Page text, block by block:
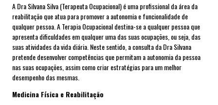
A Dra Silvana Silva (Terapeuta Ocupacional) é uma profissional da área da
reabilitação que atua para promover a autonomia e funcionalidade de
qualquer pessoa. A Terapia Ocupacional destina-se a qualquer pessoa que
apresenta dificuldades em qualquer uma das suas ocupações, ou seja, das
suas atividades da vida diária. Neste sentido, a consulta da Dra Silvana
pretende desenvolver competências que permitam a autonomia da pessoa
nas suas ocupações, assim como criar estratégias para um melhor
desempenho das mesmas.
Medicina Física e Reabilitação